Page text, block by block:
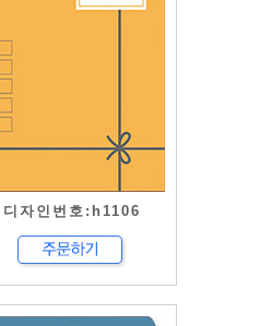
디자인번호:h1106